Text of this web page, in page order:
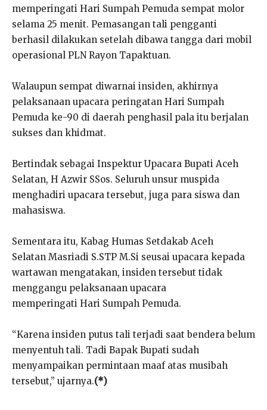
memperingati Hari Sumpah Pemuda sempat molor
selama 25 menit. Pemasangan tali pengganti
berhasil dilakukan setelah dibawa tangga dari mobil
operasional PLN Rayon Tapaktuan.
Walaupun sempat diwarnai insiden, akhirnya
pelaksanaan upacara peringatan Hari Sumpah
Pemuda ke-90 di daerah penghasil pala itu berjalan
sukses dan khidmat.
Bertindak sebagai Inspektur Upacara Bupati Aceh
Selatan, H Azwir SSos. Seluruh unsur muspida
menghadiri upacara tersebut, juga para siswa dan
mahasiswa.
Sementara itu, Kabag Humas Setdakab Aceh
Selatan Masriadi S.STP M.Si seusai upacara kepada
wartawan mengatakan, insiden tersebut tidak
menggangu pelaksanaan upacara
memperingati Hari Sumpah Pemuda.
“Karena insiden putus tali terjadi saat bendera belum
menyentuh tali. Tadi Bapak Bupati sudah
menyampaikan permintaan maaf atas musibah
tersebut,” ujarnya.(*)